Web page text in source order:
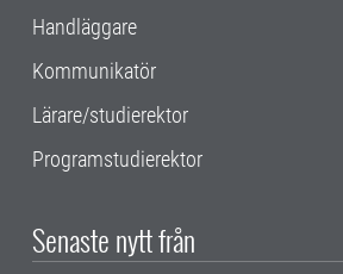
Handläggare
Kommunikatör
Lärare/studierektor
Programstudierektor
Senaste nytt från